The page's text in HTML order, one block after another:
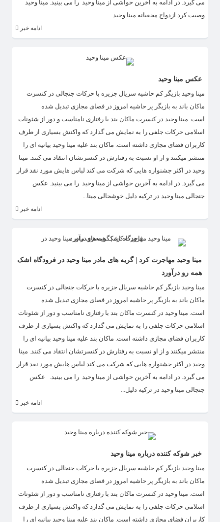
می گیرد. در ادامه به آخرین حواشی از مینا وحید را می بینید. مینا وحید
وصیت کرد ازدواج مخفیانه مینا وحید...
ادامه خبر
عکس مینا وحید
مینا وحید بازیگر کم حاشیه سریال جزیره با حرکات جنجالی در کنسرت
ماکان باند به بازیگر پر حاشیه امروز در فضای مجازی تبدیل شده
است. مینا وحید در کنسرت ماکان بند با رفتاری نامناسب و دور از شئونات
اسلامی حرکات جلفی را به نمایش می گذارد که واکنش بسیاری از طرف
کاربران فضای مجازی داشته است. ماکان بند علیه مینا وحید بیانیه ای را
منتشر میکنند و از او نسبت به رفتارش در کنسرتشان انتقاد می کنند. مینا
وحید در اکثر جشنواره هایی که شرکت می کند لباس هایش مورد نقد قرار
می گیرد. در ادامه به آخرین حواشی از مینا وحید را می بینید. عکس
جنجالی مینا وحید در ترکیه دلیل خوشحالی مینا...
ادامه خبر
مینا وحید مهاجرت کرد | گریه های مادر مینا وحید در فرودگاه اشک
همه رو درآورد
مینا وحید بازیگر کم حاشیه سریال جزیره با حرکات جنجالی در کنسرت
ماکان باند به بازیگر پر حاشیه امروز در فضای مجازی تبدیل شده
است. مینا وحید در کنسرت ماکان بند با رفتاری نامناسب و دور از شئونات
اسلامی حرکات جلفی را به نمایش می گذارد که واکنش بسیاری از طرف
کاربران فضای مجازی داشته است. ماکان بند علیه مینا وحید بیانیه ای را
منتشر میکنند و از او نسبت به رفتارش در کنسرتشان انتقاد می کنند. مینا
وحید در اکثر جشنواره هایی که شرکت می کند لباس هایش مورد نقد قرار
می گیرد. در ادامه به آخرین حواشی از مینا وحید را می بینید. عکس
جنجالی مینا وحید در ترکیه دلیل...
ادامه خبر
خبر شوکه کننده درباره مینا وحید
مینا وحید بازیگر کم حاشیه سریال جزیره با حرکات جنجالی در کنسرت
ماکان باند به بازیگر پر حاشیه امروز در فضای مجازی تبدیل شده
است. مینا وحید در کنسرت ماکان بند با رفتاری نامناسب و دور از شئونات
اسلامی حرکات جلفی را به نمایش می گذارد که واکنش بسیاری از طرف
کاربران فضای مجازی داشته است. ماکان بند علیه مینا وحید بیانیه ای را